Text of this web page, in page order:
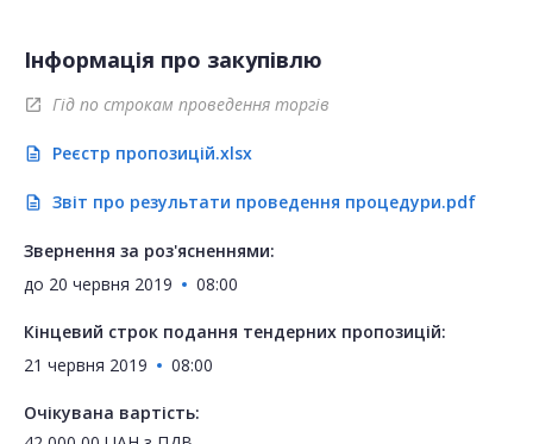
Інформація про закупівлю
open_in_new Гід по строкам проведення торгів
description Реєстр пропозицій.xlsx
description Звіт про результати проведення процедури.pdf
Звернення за роз'ясненнями:
до 20 червня 2019 08:00
Кінцевий строк подання тендерних пропозицій:
21 червня 2019
08:00
Очікувана вартість: